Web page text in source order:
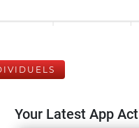
Your Latest App